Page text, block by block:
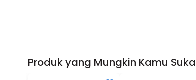
Produk yang Mungkin Kamu Suka